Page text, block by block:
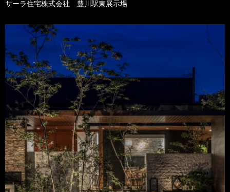
サーラ住宅株式会社 豊川駅東展示場